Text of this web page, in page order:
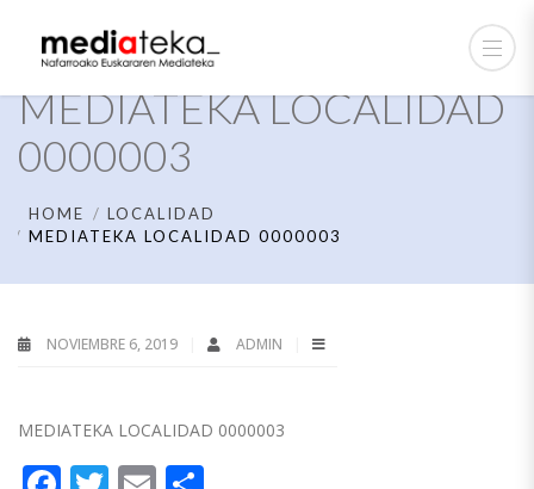
MEDIATEKA LOCALIDAD
0000003
HOME
LOCALIDAD
MEDIATEKA LOCALIDAD 0000003
NOVIEMBRE 6, 2019 ADMIN
MEDIATEKA LOCALIDAD 0000003